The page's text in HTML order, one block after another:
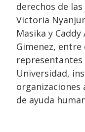
derechos de
Victoria
Masika y Caddy
Gimenez, entre
Universidad,
organizaciones
de ayuda